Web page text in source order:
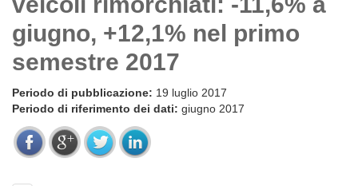
giugno, +12,1% nel primo
semestre 2017
Periodo di pubblicazione: 19 luglio 2017
Periodo di riferimento dei dati: giugno 2017